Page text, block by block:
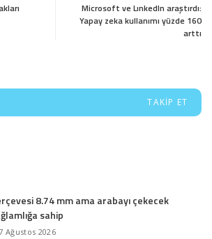
Microsoft ve LınkedIn araştırdı:
Yapay zeka kullanımı yüzde 160
arttı
TAKIP ET
8.74 mm ama arabayı çekecek
sahip
Ağustos 2026